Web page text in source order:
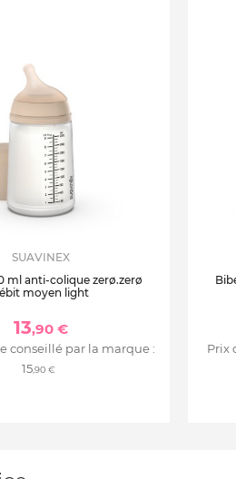
SUAVINEX
ml anti-colique zerø.zerø
moyen light
13,90 €
conseillé par la marque :
15,90 €
Prix